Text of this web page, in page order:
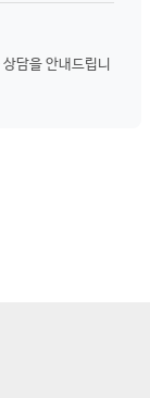
담을 안내드립니